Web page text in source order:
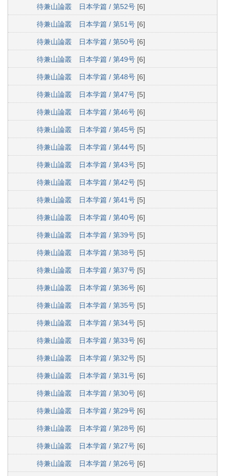
待兼山論叢 日本学篇 / 第52号 [6]
待兼山論叢 日本学篇 / 第51号 [6]
待兼山論叢 日本学篇 / 第50号 [6]
待兼山論叢 日本学篇 / 第49号 [6]
待兼山論叢 日本学篇 / 第48号 [6]
待兼山論叢 日本学篇 / 第47号 [5]
待兼山論叢 日本学篇 / 第46号 [6]
待兼山論叢 日本学篇 / 第45号 [5]
待兼山論叢 日本学篇 / 第44号 [5]
待兼山論叢 日本学篇 / 第43号 [5]
待兼山論叢 日本学篇 / 第42号 [5]
待兼山論叢 日本学篇 / 第41号 [5]
待兼山論叢 日本学篇 / 第40号 [6]
待兼山論叢 日本学篇 / 第39号 [5]
待兼山論叢 日本学篇 / 第38号 [5]
待兼山論叢 日本学篇 / 第37号 [5]
待兼山論叢 日本学篇 / 第36号 [6]
待兼山論叢 日本学篇 / 第35号 [5]
待兼山論叢 日本学篇 / 第34号 [5]
待兼山論叢 日本学篇 / 第33号 [6]
待兼山論叢 日本学篇 / 第32号 [5]
待兼山論叢 日本学篇 / 第31号 [6]
待兼山論叢 日本学篇 / 第30号 [6]
待兼山論叢 日本学篇 / 第29号 [6]
待兼山論叢 日本学篇 / 第28号 [6]
待兼山論叢 日本学篇 / 第27号 [6]
待兼山論叢 日本学篇 / 第26号 [6]